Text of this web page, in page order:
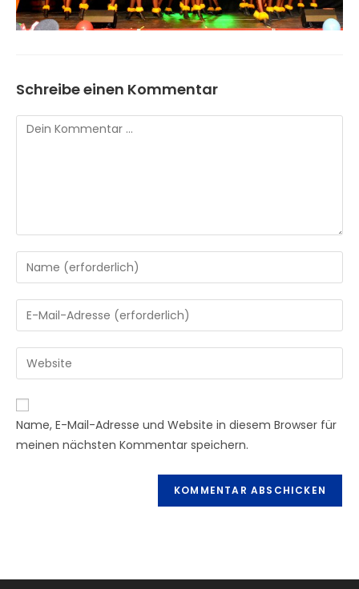
Schreibe einen Kommentar
Kommentar
Gib
deinen
Namen
oder
zum
Kommentieren
ein
Gib
deine
E-
Mail-
zum
Kommentieren
ein
Gib
deine
Website-
URL
Name, E-Mail-Adresse und Website in diesem Browser für
meinen nächsten Kommentar speichern.